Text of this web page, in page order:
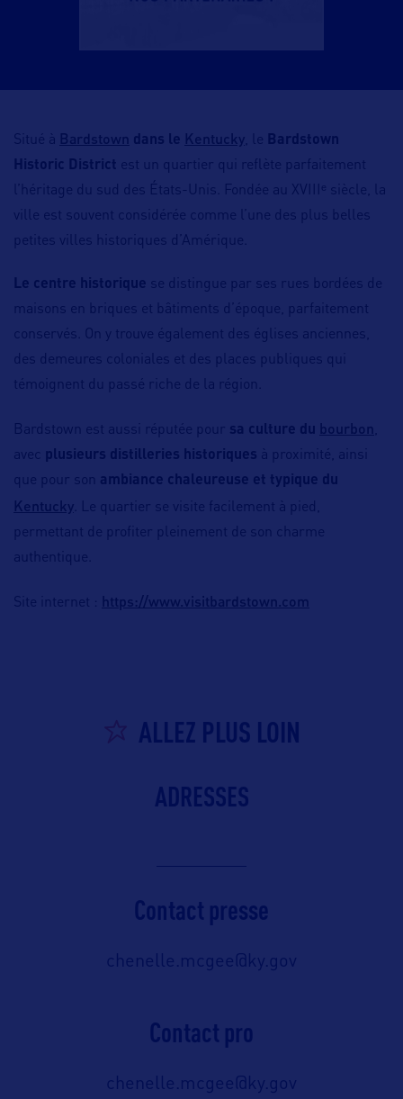
Situé à Bardstown dans le Kentucky , le Bardstown
Historic District est un quartier qui reflète parfaitement
l’héritage du sud des États-Unis. Fondée au XVIIIᵉ siècle, la
ville est souvent considérée comme l’une des plus belles
petites villes historiques d’Amérique.
Le centre historique se distingue par ses rues bordées de
maisons en briques et bâtiments d’époque, parfaitement
conservés. On y trouve également des églises anciennes,
des demeures coloniales et des places publiques qui
témoignent du passé riche de la région.
Bardstown est aussi réputée pour sa culture du bourbon
avec plusieurs distilleries historiques à proximité, ainsi
que pour son ambiance chaleureuse et typique du
Kentucky . Le quartier se visite facilement à pied,
permettant de profiter pleinement de son charme
authentique.
Site internet : https://www.visitbardstown.com
ALLEZ PLUS LOIN
ADRESSES
Contact presse
chenelle.mcgee@ky.gov
Contact pro
chenelle.mcgee@ky.gov